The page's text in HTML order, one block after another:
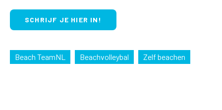
SCHRIJF JE HIER IN!
Beach TeamNL Beachvolleybal Zelf beachen